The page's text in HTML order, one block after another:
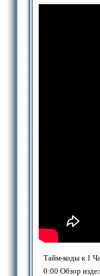
Тайм-коды к 1
0:00 Обзор